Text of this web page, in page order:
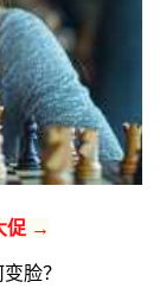
促 →
脸？